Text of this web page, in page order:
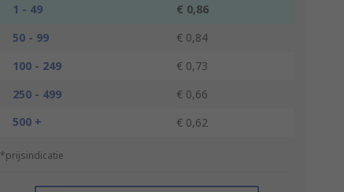
1 - 49
€ 0,86
50 - 99
€ 0,84
100 - 249
€ 0,73
250 - 499
€ 0,66
500 +
€ 0,62
*prijsindicatie